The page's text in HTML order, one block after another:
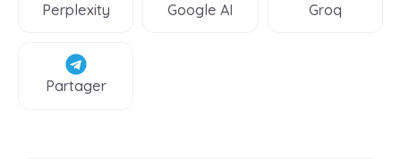
Perplexity
Google AI
Groq
Partager